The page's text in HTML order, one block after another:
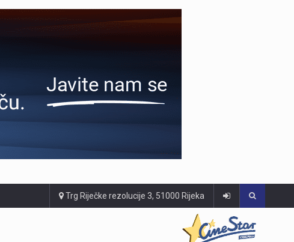
Trg Riječke rezolucije 3, 51000 Rijeka